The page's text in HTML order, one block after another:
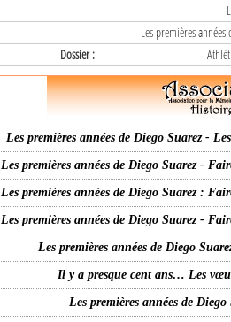
Les premières
Dossier :
Les premières années de Diego Suarez -
Les premières années de Diego Suarez -
Les premières années de Diego Suarez :
Les premières années de Diego Suarez -
Les premières années de Diego
Il y a presque cent ans… Les
Les premières années de